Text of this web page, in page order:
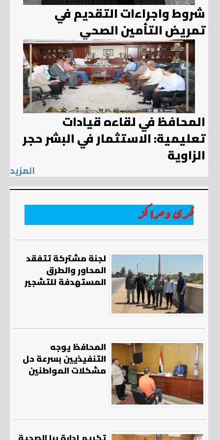
شروط واجراءات التقديم في
تمريض التأمين الصحي
المحافظ في لقاءه قيادات
تعليمية: الاستثمار في البشر حجر
الزاوية
المزيد
قرى ومراكز
لجنة مشتركة تتفقد
المحاور والطرق
المستهدفة للتشجير
المحافظ يوجه
التنفيذيين بسرعة حل
مشكلات المواطنين